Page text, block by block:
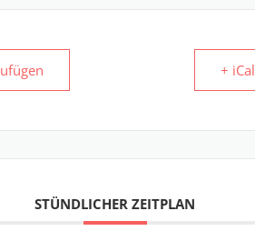
+
STÜNDLICHER ZEITPLAN